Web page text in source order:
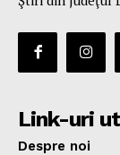
Link-uri
Despre noi